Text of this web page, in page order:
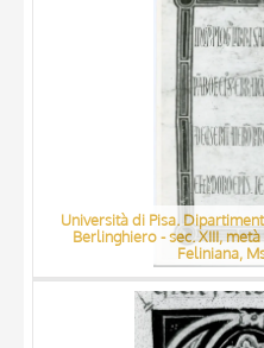
Università di Pisa.
Berlinghiero - sec. XIII,
Feliniana,